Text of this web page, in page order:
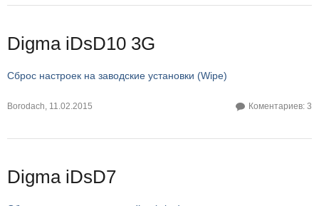
Digma iDsD10 3G
Сброс настроек на заводские установки (Wipe)
Borodach, 11.02.2015 Коментариев: 3
Digma iDsD7